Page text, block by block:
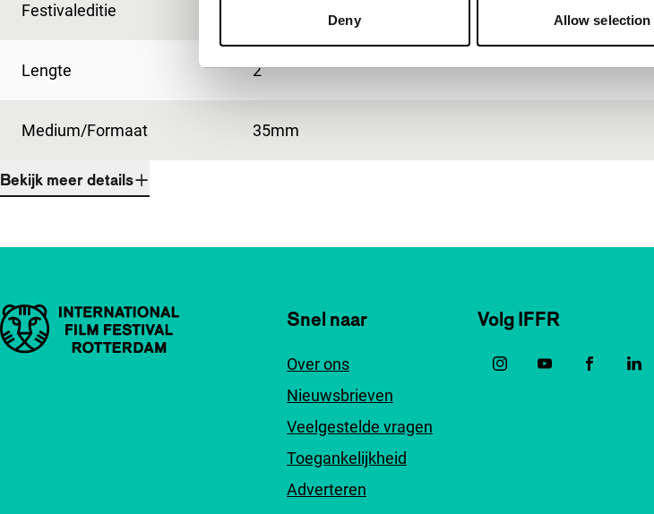
Deny Allow selection
Festivaleditie
Lengte 2'
Medium/Formaat 35mm
Bekijk meer details
Belangrijke links Snel naar
Over ons
Nieuwsbrieven
Veelgestelde vragen
Toegankelijkheid
Adverteren
Volg IFFR